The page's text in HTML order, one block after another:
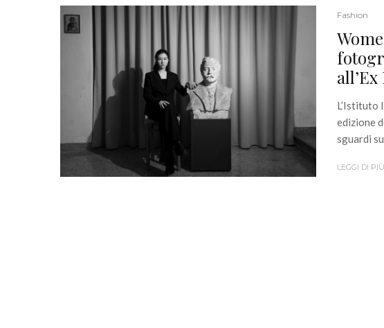
Fashion
L’Istituto
edizione
sguardi
LEGGI DI PIÙ